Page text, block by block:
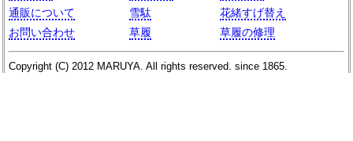
通販について
お問い合わせ
雪駄
草履
花緒すげ替え
草履の修理
Copyright (C) 2012 MARUYA . All rights reserved. since 1865.